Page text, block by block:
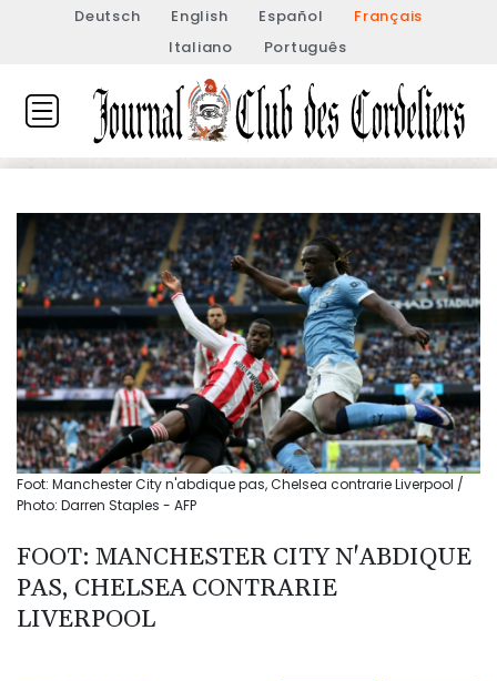
Deutsch English Español
Français
Italiano
Português
Foot: Manchester City n'abdique pas, Chelsea contrarie Liverpool /
Photo: Darren Staples - AFP
FOOT: MANCHESTER CITY N'ABDIQUE
PAS, CHELSEA CONTRARIE
LIVERPOOL